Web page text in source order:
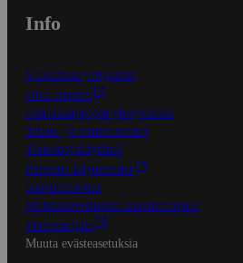
Info
S-Business yrityksille
Oiva-raportit
Osuuskauppojen yhteystiedot
Tilaus- ja toimitusehdot
Tietosuojakäytäntö
Palvelun käyttöehdot
Saavutettavuus
Mobiilisovelluksen saavutettavuus
Mainostajalle
Muuta evästeasetuksia